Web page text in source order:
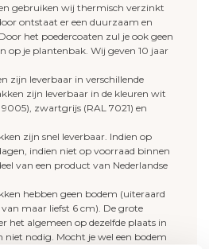
gebruiken wij thermisch verzinkt
ontstaat er een duurzaam en
het poedercoaten zul je ook geen
op je plantenbak. Wij geven 10 jaar
zijn leverbaar in verschillende
zijn leverbaar in de kleuren wit
zwartgrijs (RAL 7021) en
zijn snel leverbaar. Indien op
indien niet op voorraad binnen
van een product van Nederlandse
hebben geen bodem (uiteraard
maar liefst 6 cm). De grote
het algemeen op dezelfde plaats in
niet nodig. Mocht je wel een bodem